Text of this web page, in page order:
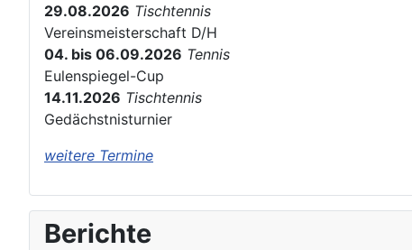
29.08.2026 Tischtennis
Vereinsmeisterschaft D/H
04. bis 06.09.2026 Tennis
Eulenspiegel-Cup
14.11.2026 Tischtennis
Gedächstnisturnier
weitere Termine
Berichte